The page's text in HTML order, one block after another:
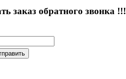
обратного звонка !!!